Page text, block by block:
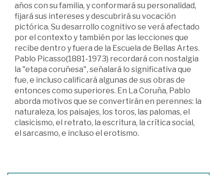
años con su familia, y conformará su personalidad,
fijará sus intereses y descubrirá su vocación
pictórica. Su desarrollo cognitivo se verá afectado
por el contexto y también por las lecciones que
recibe dentro y fuera de la Escuela de Bellas Artes.
Pablo Picasso(1881-1973) recordará con nostalgia
la "etapa coruñesa", señalará lo significativa que
fue, e incluso calificará algunas de sus obras de
entonces como superiores. En La Coruña, Pablo
aborda motivos que se convertirán en perennes: la
naturaleza, los paisajes, los toros, las palomas, el
clasicismo, el retrato, la escritura, la crítica social,
el sarcasmo, e incluso el erotismo.